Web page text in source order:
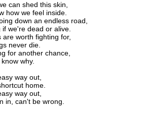
can shed this skin,
how we feel inside.
down an endless road,
if we're dead or alive.
are worth fighting for,
never die.
for another chance,
why.
way out,
home.
way out,
in, can't be wrong.